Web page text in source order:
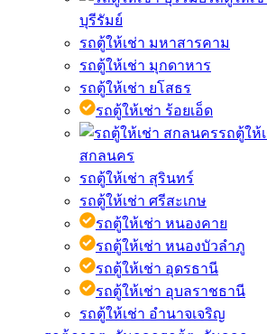
บุรีรัมย์
รถตู้ให้เช่า มหาสารคาม
รถตู้ให้เช่า มุกดาหาร
รถตู้ให้เช่า ยโสธร
รถตู้ให้เช่า ร้อยเอ็ด
รถตู้ให้
สกลนคร
รถตู้ให้เช่า สุรินทร์
รถตู้ให้เช่า ศรีสะเกษ
รถตู้ให้เช่า หนองคาย
รถตู้ให้เช่า หนองบัวลำภู
รถตู้ให้เช่า อุดรธานี
รถตู้ให้เช่า อุบลราชธานี
รถตู้ให้เช่า อำนาจเจริญ